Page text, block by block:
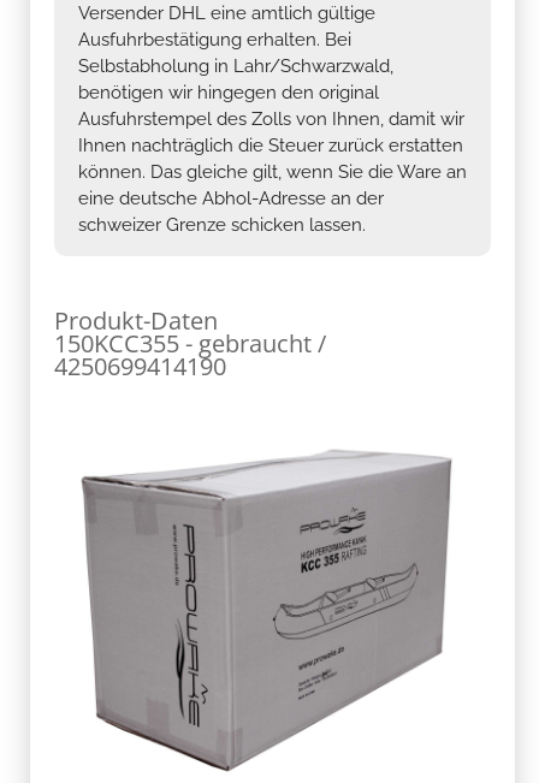
Versender DHL eine amtlich gültige
Ausfuhrbestätigung erhalten. Bei
Selbstabholung in Lahr/Schwarzwald,
benötigen wir hingegen den original
Ausfuhrstempel des Zolls von Ihnen, damit wir
Ihnen nachträglich die Steuer zurück erstatten
können. Das gleiche gilt, wenn Sie die Ware an
eine deutsche Abhol-Adresse an der
schweizer Grenze schicken lassen.
Produkt-Daten
150KCC355 - gebraucht /
4250699414190